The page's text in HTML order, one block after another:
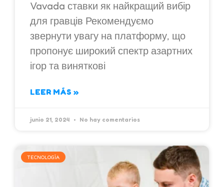
Vavada ставки як найкращий вибір
для гравців Рекомендуємо
звернути увагу на платформу, що
пропонує широкий спектр азартних
ігор та виняткові
LEER MÁS »
junio 21, 2024 No hay comentarios
TECNOLOGÍA